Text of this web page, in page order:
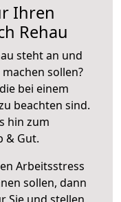
Ihren
Rehau
steht an und
sollen?
bei einem
beachten sind.
hin zum
& Gut.
Arbeitsstress
sollen, dann